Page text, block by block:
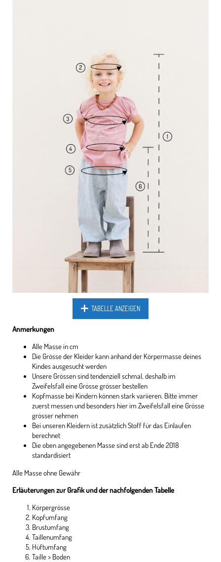
TABELLE ANZEIGEN
Anmerkungen
Alle Masse in cm
Die Grösse der Kleider kann anhand der Körpermasse deines
Kindes ausgesucht werden
Unsere Grössen sind tendenziell schmal, deshalb im
Zweifelsfall eine Grösse grösser bestellen
Kopfmasse bei Kindern können stark variieren. Bitte immer
zuerst messen und besonders hier im Zweifelsfall eine Grösse
grösser nehmen
Bei unseren Kleidern ist zusätzlich Stoff für das Einlaufen
berechnet
Die oben angegebenen Masse sind erst ab Ende 2018
standardisiert
Alle Masse ohne Gewähr
Erläuterungen zur Grafik und der nachfolgenden Tabelle
Körpergrösse
Kopfumfang
Brustumfang
Taillenumfang
Hüftumfang
Taille > Boden